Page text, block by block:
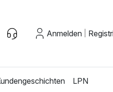
Anmelden
LPN